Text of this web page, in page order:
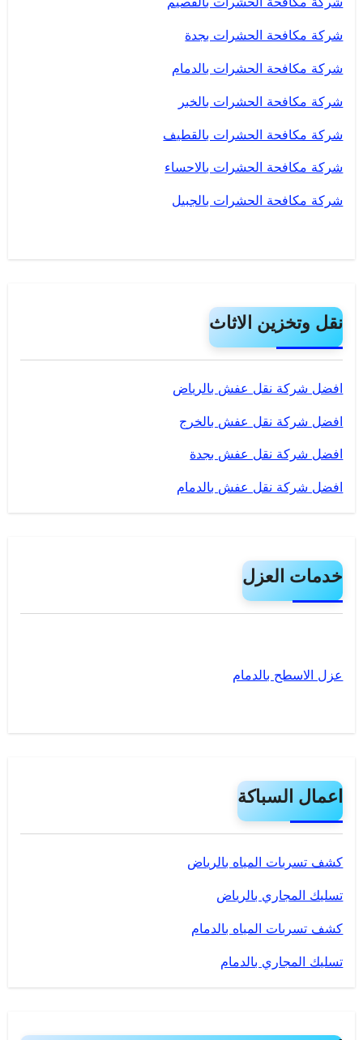
شركة مكافحة الحشرات بجدة
شركة مكافحة الحشرات بالدمام
شركة مكافحة الحشرات بالخبر
شركة مكافحة الحشرات بالقطيف
شركة مكافحة الحشرات بالاحساء
شركة مكافحة الحشرات بالجبيل
نقل وتخزين الاثاث
افضل شركة نقل عفش بالرياض
افضل شركة نقل عفش بالخرج
افضل شركة نقل عفش بجدة
افضل شركة نقل عفش بالدمام
خدمات العزل
عزل الاسطح بالدمام
اعمال السباكة
كشف تسربات المياه بالرياض
تسليك المجاري بالرياض
كشف تسربات المياه بالدمام
تسليك المجاري بالدمام